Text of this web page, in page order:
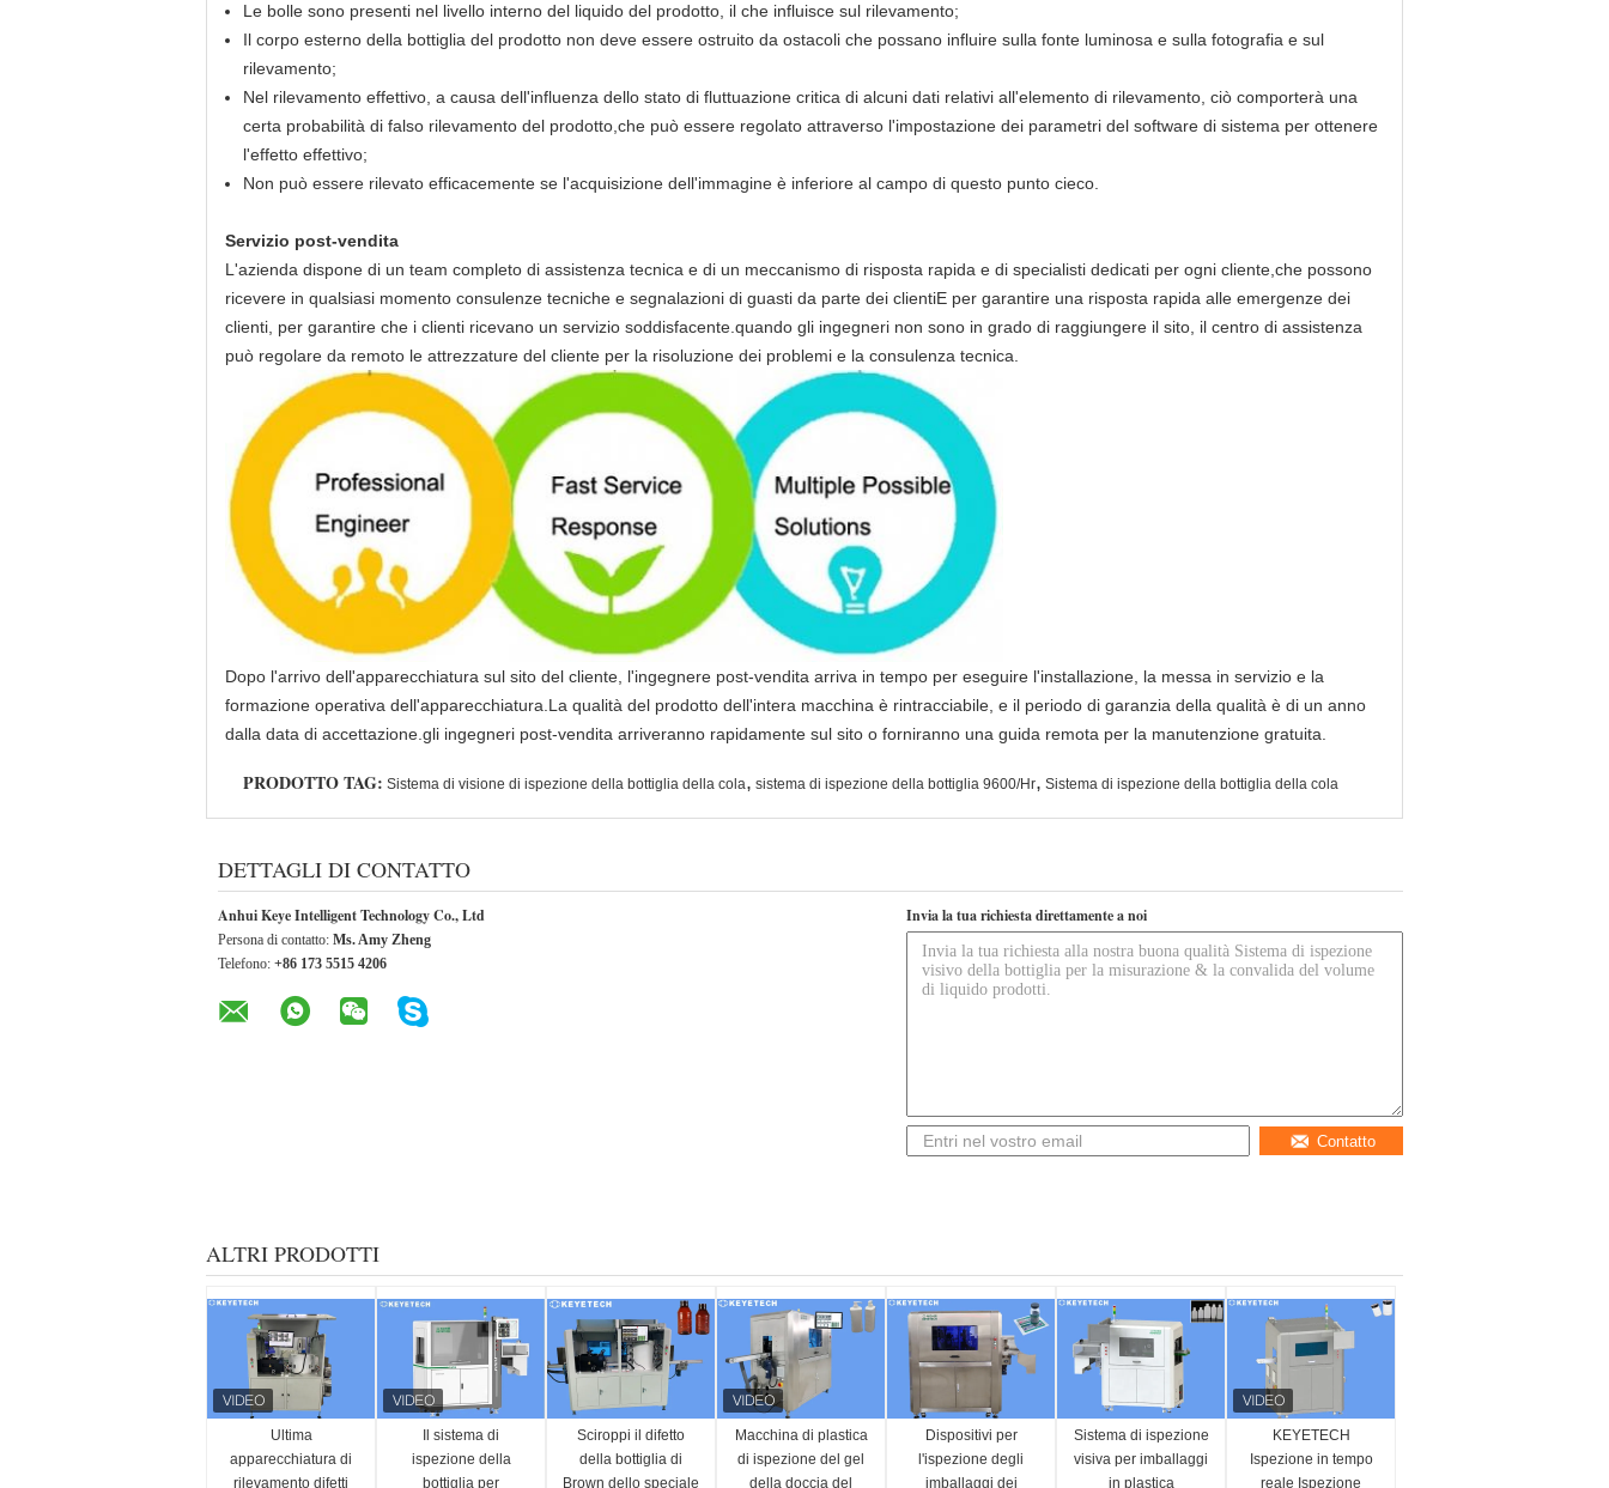
Le bolle sono presenti nel livello interno del liquido del prodotto, il che influisce sul rilevamento;
Il corpo esterno della bottiglia del prodotto non deve essere ostruito da ostacoli che possano influire sulla fonte luminosa e sulla fotografia e sul
rilevamento;
Nel rilevamento effettivo, a causa dell'influenza dello stato di fluttuazione critica di alcuni dati relativi all'elemento di rilevamento, ciò comporterà una
certa probabilità di falso rilevamento del prodotto,che può essere regolato attraverso l'impostazione dei parametri del software di sistema per ottenere
l'effetto effettivo;
Non può essere rilevato efficacemente se l'acquisizione dell'immagine è inferiore al campo di questo punto cieco.
Servizio post-vendita
L'azienda dispone di un team completo di assistenza tecnica e di un meccanismo di risposta rapida e di specialisti dedicati per ogni cliente,che possono
ricevere in qualsiasi momento consulenze tecniche e segnalazioni di guasti da parte dei clientiE per garantire una risposta rapida alle emergenze dei
clienti, per garantire che i clienti ricevano un servizio soddisfacente.quando gli ingegneri non sono in grado di raggiungere il sito, il centro di assistenza
può regolare da remoto le attrezzature del cliente per la risoluzione dei problemi e la consulenza tecnica.
Dopo l'arrivo dell'apparecchiatura sul sito del cliente, l'ingegnere post-vendita arriva in tempo per eseguire l'installazione, la messa in servizio e la
formazione operativa dell'apparecchiatura.La qualità del prodotto dell'intera macchina è rintracciabile, e il periodo di garanzia della qualità è di un anno
dalla data di accettazione.gli ingegneri post-vendita arriveranno rapidamente sul sito o forniranno una guida remota per la manutenzione gratuita.
PRODOTTO TAG: Sistema di visione di ispezione della bottiglia della cola, sistema di ispezione della bottiglia 9600/Hr, Sistema di ispezione della bottiglia della cola
DETTAGLI DI CONTATTO
Anhui Keye Intelligent Technology Co., Ltd
Persona di contatto: Ms. Amy Zheng
Telefono: +86 173 5515 4206
Invia la tua richiesta direttamente a noi
Contatto
ALTRI PRODOTTI
Ultima
apparecchiatura di
rilevamento difetti
Il sistema di
ispezione della
bottiglia per
Sciroppi il difetto
della bottiglia di
Brown dello speciale
Macchina di plastica
di ispezione del gel
della doccia del
Dispositivi per
l'ispezione degli
imballaggi dei
Sistema di ispezione
visiva per imballaggi
in plastica
KEYETECH
Ispezione in tempo
reale Ispezione